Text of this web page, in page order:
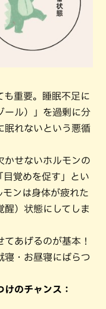
も重要。睡眠不足に
ール）」を過剰に分
眠れないという悪循
せないホルモンの
目覚めを促す」とい
モンは身体が疲れた
醒）状態にしてしま
あげるのが基本！
寝・お昼寝にばらつ
のチャンス：